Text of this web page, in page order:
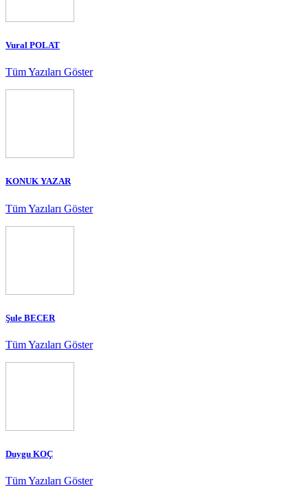
Vural POLAT
Tüm Yazıları Göster
KONUK YAZAR
Tüm Yazıları Göster
Şule BECER
Tüm Yazıları Göster
Duygu KOÇ
Tüm Yazıları Göster